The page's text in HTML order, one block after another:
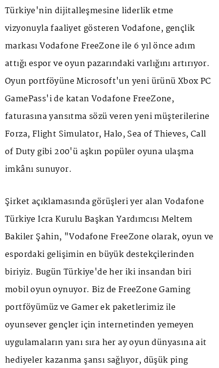
Türkiye'nin dijitalleşmesine liderlik etme
vizyonuyla faaliyet gösteren Vodafone, gençlik
markası Vodafone FreeZone ile 6 yıl önce adım
attığı espor ve oyun pazarındaki varlığını artırıyor.
Oyun portföyüne Microsoft'un yeni ürünü Xbox PC
GamePass'i de katan Vodafone FreeZone,
faturasına yansıtma sözü veren yeni müşterilerine
Forza, Flight Simulator, Halo, Sea of Thieves, Call
of Duty gibi 200'ü aşkın popüler oyuna ulaşma
imkânı sunuyor.
Şirket açıklamasında görüşleri yer alan Vodafone
Türkiye İcra Kurulu Başkan Yardımcısı Meltem
Bakiler Şahin, "Vodafone FreeZone olarak, oyun ve
espordaki gelişimin en büyük destekçilerinden
biriyiz. Bugün Türkiye'de her iki insandan biri
mobil oyun oynuyor. Biz de FreeZone Gaming
portföyümüz ve Gamer ek paketlerimiz ile
oyunsever gençler için internetinden yemeyen
uygulamaların yanı sıra her ay oyun dünyasına ait
hediyeler kazanma şansı sağlıyor, düşük ping